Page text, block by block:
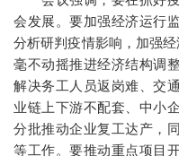
会发展。要加强经济运行
分析研判疫情影响，加强经
毫不动摇推进经济结构调
解决务工人员返岗难、交
业链上下游不配套、中小
分批推动企业复工达产，
等工作。要推动重点项目